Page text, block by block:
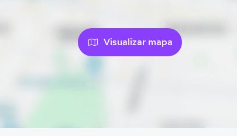
Visualizar mapa